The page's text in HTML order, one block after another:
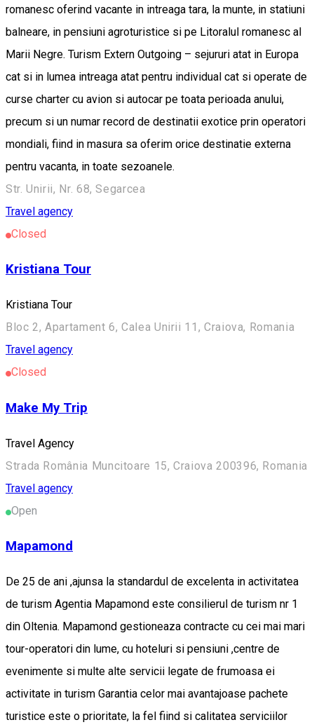
romanesc oferind vacante in intreaga tara, la munte, in statiuni
balneare, in pensiuni agroturistice si pe Litoralul romanesc al
Marii Negre. Turism Extern Outgoing – sejururi atat in Europa
cat si in lumea intreaga atat pentru individual cat si operate de
curse charter cu avion si autocar pe toata perioada anului,
precum si un numar record de destinatii exotice prin operatori
mondiali, fiind in masura sa oferim orice destinatie externa
pentru vacanta, in toate sezoanele.
Str. Unirii, Nr. 68, Segarcea
Travel agency
Closed
Kristiana Tour
Kristiana Tour
Bloc 2, Apartament 6, Calea Unirii 11, Craiova, Romania
Travel agency
Closed
Make My Trip
Travel Agency
Strada România Muncitoare 15, Craiova 200396, Romania
Travel agency
Open
Mapamond
De 25 de ani ,ajunsa la standardul de excelenta in activitatea
de turism Agentia Mapamond este consilierul de turism nr 1
din Oltenia. Mapamond gestioneaza contracte cu cei mai mari
tour-operatori din lume, cu hoteluri si pensiuni ,centre de
evenimente si multe alte servicii legate de frumoasa ei
activitate in turism Garantia celor mai avantajoase pachete
turistice este o prioritate, la fel fiind si calitatea serviciilor